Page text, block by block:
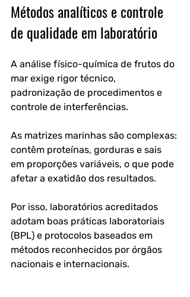
Métodos analíticos e controle
de qualidade em laboratório
A análise físico-química de frutos do
mar exige rigor técnico,
padronização de procedimentos e
controle de interferências.
As matrizes marinhas são complexas:
contêm proteínas, gorduras e sais
em proporções variáveis, o que pode
afetar a exatidão dos resultados.
Por isso, laboratórios acreditados
adotam boas práticas laboratoriais
(BPL) e protocolos baseados em
métodos reconhecidos por órgãos
nacionais e internacionais.